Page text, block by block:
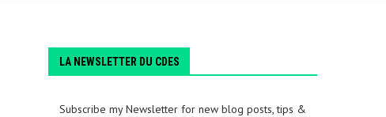
LA NEWSLETTER DU CDES
Subscribe my Newsletter for new blog posts, tips &